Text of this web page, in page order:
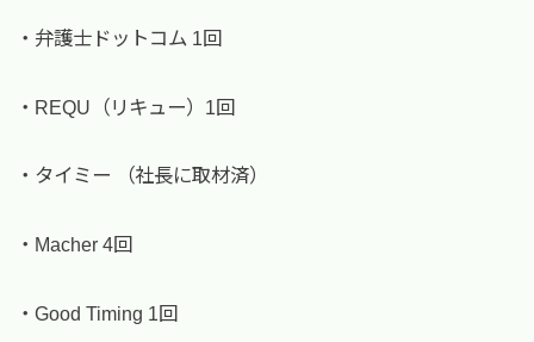
・弁護士ドットコム 1回
・REQU（リキュー）1回
・タイミー （社長に取材済）
・Macher 4回
・Good Timing 1回